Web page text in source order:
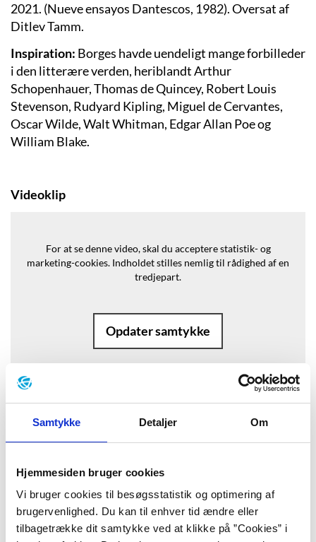
Samtykke Detaljer Om
Hjemmesiden bruger cookies
Vi bruger cookies til besøgsstatistik og optimering af
brugervenlighed. Du kan til enhver tid ændre eller
tilbagetrække dit samtykke ved at klikke på ”Cookies” i
2021. (Nueve ensayos Dantescos, 1982). Oversat af
Ditlev Tamm.
Inspiration: Borges havde uendeligt mange forbilleder
i den litterære verden, heriblandtArthur
Schopenhauer, Thomas de Quincey, Robert Louis
Stevenson, Rudyard Kipling, Miguel de Cervantes,
Oscar Wilde, Walt Whitman, Edgar Allan Poe og
William Blake.
Videoklip
For at se denne video, skal du acceptere statistik- og
marketing-cookies. Indholdet stilles nemlig til rådighed af en
tredjepart.
Opdater samtykke
Baggrund
”Jeg forstod, at jeg drømte; med stor
anstrengelse vågnede jeg. Min
opvågnen var forgæves; det talløse